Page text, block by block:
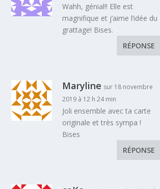
Wahh, génial!! Elle est
magnifique et j’aime l’idée du
grattage! Bises.
RÉPONSE
Maryline sur 18 novembre
2019 à 12 h 24 min
Joli ensemble avec ta carte
originale et très sympa !
Bises
RÉPONSE